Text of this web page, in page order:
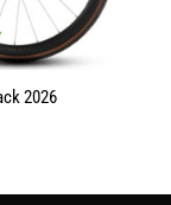
2026